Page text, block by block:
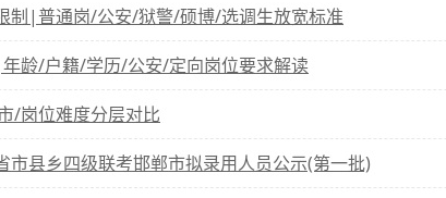
制|普通岗/公安/狱警/硕博/选调生放宽标准
龄/户籍/学历/公安/定向岗位要求解读
/岗位难度分层对比
市县乡四级联考邯郸市拟录用人员公示(第一批)